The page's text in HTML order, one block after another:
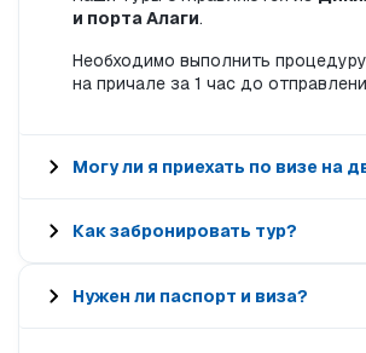
и порта Алаги.
Необходимо выполнить
на причале за 1 час до
Могу ли я приехать по визе на
Как забронировать тур?
Нужен ли паспорт и виза?